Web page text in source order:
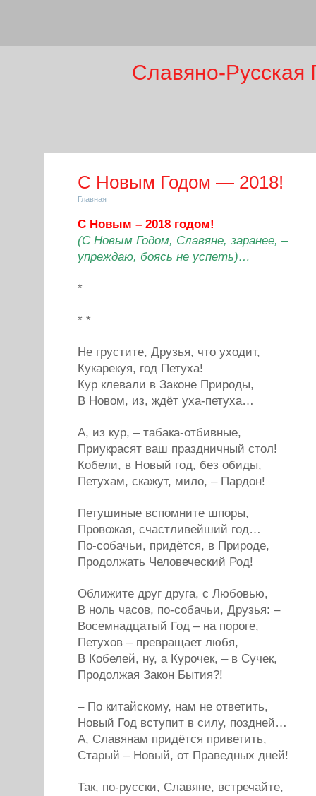
Славяно-Русская
С Новым Годом — 2018!
Главная
С Новым – 2018 годом!
(С Новым Годом, Славяне, заранее, –
упреждаю, боясь не успеть)…
*
* *
Не грустите, Друзья, что уходит,
Кукарекуя, год Петуха!
Кур клевали в Законе Природы,
В Новом, из, ждёт уха-петуха…
А, из кур, – табака-отбивные,
Приукрасят ваш праздничный стол!
Кобели, в Новый год, без обиды,
Петухам, скажут, мило, – Пардон!
Петушиные вспомните шпоры,
Провожая, счастливейший год…
По-собачьи, придётся, в Природе,
Продолжать Человеческий Род!
Оближите друг друга, с Любовью,
В ноль часов, по-собачьи, Друзья: –
Восемнадцатый Год – на пороге,
Петухов – превращает любя,
В Кобелей, ну, а Курочек, – в Сучек,
Продолжая Закон Бытия?!
– По китайскому, нам не ответить,
Новый Год вступит в силу, поздней…
А, Славянам придётся приветить,
Старый – Новый, от Праведных дней!
Так, по-русски, Славяне, встречайте,